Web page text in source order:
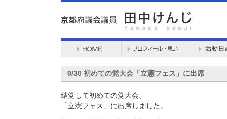
9/30 初めての党大会「立憲フェス」に出席
結党して初めての党大会、
「立憲フェス」に出席しました。